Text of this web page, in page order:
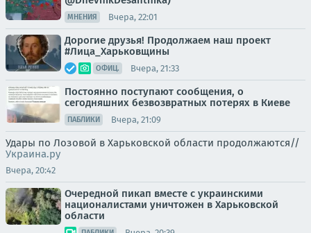
МНЕНИЯ Вчера, 22:01
Дорогие друзья! Продолжаем наш проект
#Лица_Харьковщины
ОФИЦ. Вчера, 21:33
Постоянно поступают сообщения, о
сегодняшних безвозвратных потерях в Киеве
ПАБЛИКИ Вчера, 21:09
Удары по Лозовой в Харьковской области продолжаются//
Украина.ру
Вчера, 20:42
Очередной пикап вместе с украинскими
националистами уничтожен в Харьковской
области